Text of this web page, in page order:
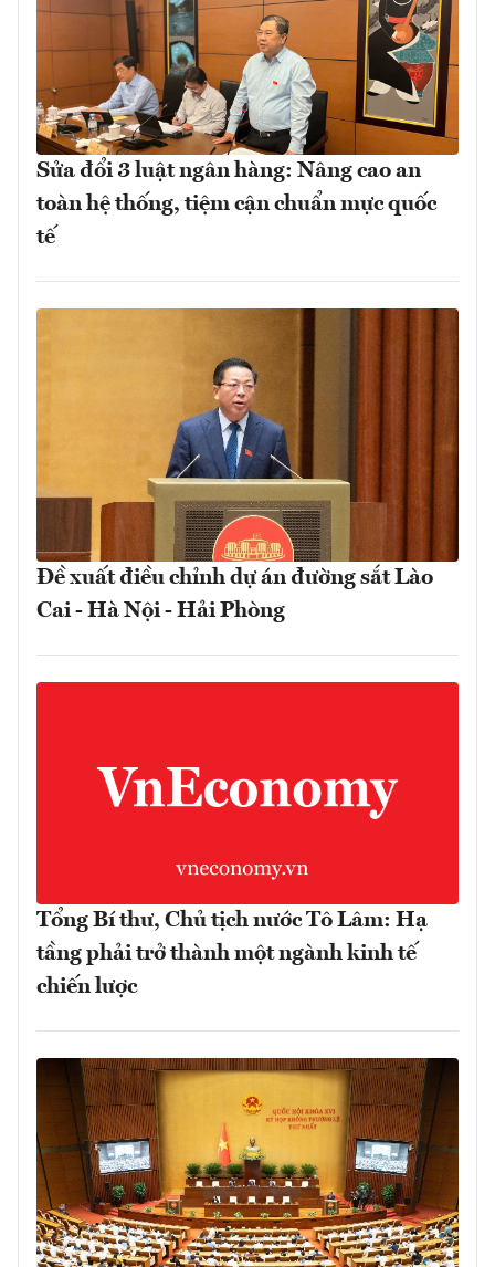
Sửa đổi 3 luật ngân hàng: Nâng cao an
toàn hệ thống, tiệm cận chuẩn mực quốc
tế
Đề xuất điều chỉnh dự án đường sắt Lào
Cai - Hà Nội - Hải Phòng
Tổng Bí thư, Chủ tịch nước Tô Lâm: Hạ
tầng phải trở thành một ngành kinh tế
chiến lược